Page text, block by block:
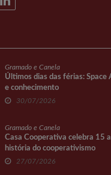
Gramado e Canela
Últimos dias das férias:
e conhecimento
30/07/2026
Gramado e Canela
Casa Cooperativa celebra 15
história do cooperativismo
27/07/2026